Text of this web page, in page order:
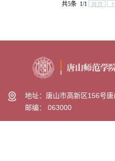
共5条 1/1 首页
地址：唐山市高新区156号
邮编： 063000